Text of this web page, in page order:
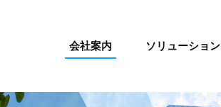
会社案内 ソリューション